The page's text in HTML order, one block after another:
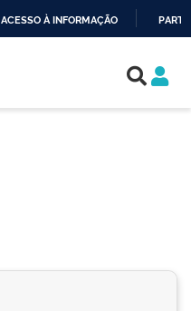
ACESSO À INFORMAÇÃO